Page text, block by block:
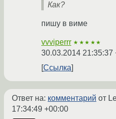
Как?
пишу в виме
vvviperrr ★★★★★
30.03.2014 21:35:37
Ссылка
Ответ на: комментарий от
17:34:49 +00:00